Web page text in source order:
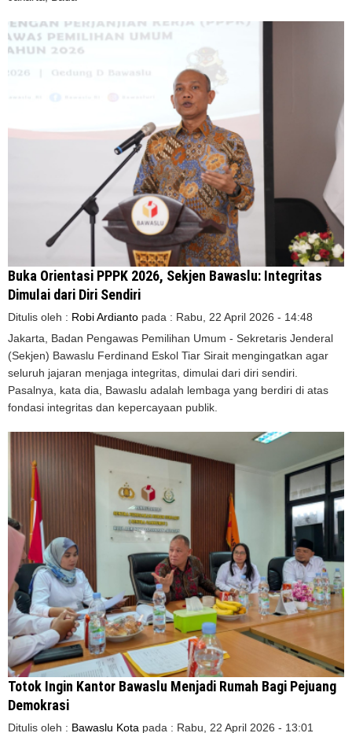
Buka Orientasi PPPK 2026, Sekjen Bawaslu: Integritas
Dimulai dari Diri Sendiri
Ditulis oleh : Robi Ardianto pada : Rabu, 22 April 2026 - 14:48
Jakarta, Badan Pengawas Pemilihan Umum - Sekretaris Jenderal
(Sekjen) Bawaslu Ferdinand Eskol Tiar Sirait mengingatkan agar
seluruh jajaran menjaga integritas, dimulai dari diri sendiri.
Pasalnya, kata dia, Bawaslu adalah lembaga yang berdiri di atas
fondasi integritas dan kepercayaan publik.
Totok Ingin Kantor Bawaslu Menjadi Rumah Bagi Pejuang
Demokrasi
Ditulis oleh : Bawaslu Kota pada : Rabu, 22 April 2026 - 13:01